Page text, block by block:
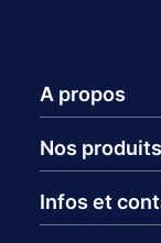
A propos
Nos produits
Infos et